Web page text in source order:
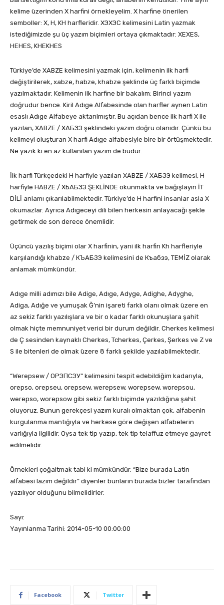
kelime üzerinden X harfini örnekleyelim. X harfine önerilen
semboller: X, H, KH harfleridir. ХЭХЭС kelimesini Latin yazmak
istediğimizde şu üç yazım biçimleri ortaya çıkmaktadır: XEXES,
HEHES, KHEKHES
Türkiye’de XABZE kelimesini yazmak için, kelimenin ilk harfi
değiştirilerek, xabze, habze, khabze şeklinde üç farklı biçimde
yazılmaktadır. Kelimenin ilk harfine bir bakalım: Birinci yazım
doğrudur bence. Kiril Adıge Alfabesinde olan harfler aynen Latin
esaslı Adıge Alfabeye aktarılmıştır. Bu açıdan bence ilk harfi X ile
yazılan, XABZE / ХАБЗЭ şeklindeki yazım doğru olanıdır. Çünkü bu
kelimeyi oluşturan X harfi Adıge alfabesiyle bire bir örtüşmektedir.
Ne yazık ki en az kullanılan yazım de budur.
İlk harfi Türkçedeki H harfiyle yazılan XABZE / ХАБЗЭ kelimesi, H
harfiyle HABZE / ХЬАБЗЭ ŞEKLİNDE okunmakta ve bağışlayın İT
DİLİ anlamı çıkarılabilmektedir. Türkiye’de H harfini insanlar asla X
okumazlar. Ayrıca Adıgeceyi dili bilen herkesin anlayacağı şekle
getirmek de son derece önemlidir.
Üçüncü yazılış biçimi olar X harfinin, yani ilk harfin Kh harfleriyle
karşılandığı khabze / КЪАБЗЭ kelimesini de Къабзэ, TEMİZ olarak
anlamak mümkündür.
Adıge milli adımızı bile Adige, Adıge, Adyge, Adighe, Adyghe,
Adiga, Adığe ve yumuşak Ğ’nin işareti farklı olanı olmak üzere en
az sekiz farklı yazılışlara ve bir o kadar farklı okunuşlara şahit
olmak hiçte memnuniyet verici bir durum değildir. Cherkes kelimesi
de Ç sesinden kaynaklı Cherkes, Tcherkes, Çerkes, Şerkes ve Z ve
S ile bitenleri de olmak üzere 8 farklı şekilde yazılabilmektedir.
“Werepsew / ОРЭПСЭУ” kelimesini tespit edebildiğim kadarıyla,
orepso, orepseu, orepsew, werepsew, worepsew, worepsou,
werepso, worepsow gibi sekiz farklı biçimde yazıldığına şahit
oluyoruz. Bunun gerekçesi yazım kuralı olmaktan çok, alfabenin
kurgulanma mantığıyla ve herkese göre değişen alfabelerin
varlığıyla ilgilidir. Oysa tek tip yazıp, tek tip telaffuz etmeye gayret
edilmelidir.
Örnekleri çoğaltmak tabi ki mümkündür. “Bize burada Latin
alfabesi lazım değildir” diyenler bunların burada bizler tarafından
yazılıyor olduğunu bilmelidirler.
Sayı:
Yayınlanma Tarihi: 2014-05-10 00:00:00
Facebook Twitter